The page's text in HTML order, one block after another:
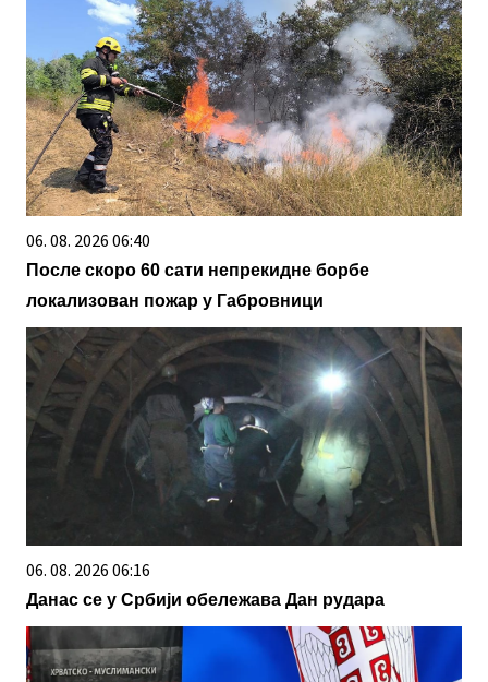
06. 08. 2026 06:40
После скоро 60 сати непрекидне борбе
локализован пожар у Габровници
06. 08. 2026 06:16
Данас се у Србији обележава Дан рудара